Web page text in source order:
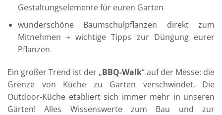
Gestaltungselemente für euren Garten
wunderschöne Baumschulpflanzen direkt zum
Mitnehmen + wichtige Tipps zur Düngung eurer
Pflanzen
Ein großer Trend ist der „BBQ-Walk“ auf der Messe: die
Grenze von Küche zu Garten verschwindet. Die
Outdoor-Küche etabliert sich immer mehr in unseren
Gärten! Alles Wissenswerte zum Bau und zur